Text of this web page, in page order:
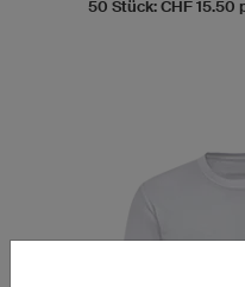
50 Stück: CHF 15.50